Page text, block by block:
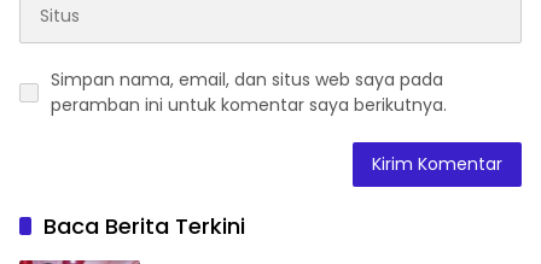
Simpan nama, email, dan situs web saya pada
peramban ini untuk komentar saya berikutnya.
Baca Berita Terkini